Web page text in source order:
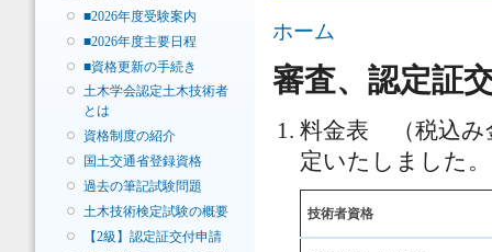
■2026年度受験案内
■2026年度主要日程
■資格更新の手続き
土木学会認定土木技術者
とは
資格制度の紹介
国土交通省登録資格
過去の筆記試験問題
土木技術検定試験の概要
【2級】認定証交付申請
現在地
ホーム
審査、認定証
料金表 （税込み
定いたしました
技術者資格